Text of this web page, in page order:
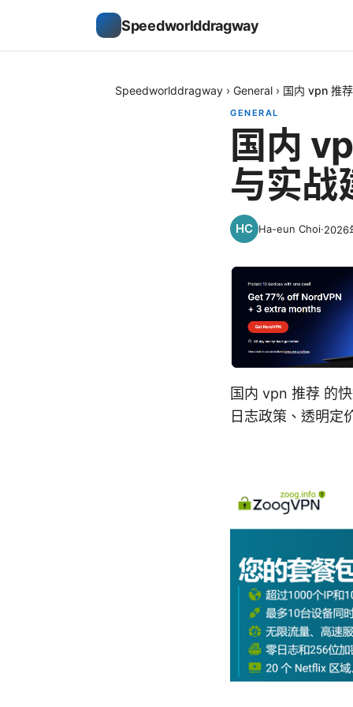
Speedworlddragway
Speedworlddragway › General › 国内 vpn 推
GENERAL
国内
与实战
Ha-eun Choi·2026
国内 vpn 推荐 的
日志政策、透明定